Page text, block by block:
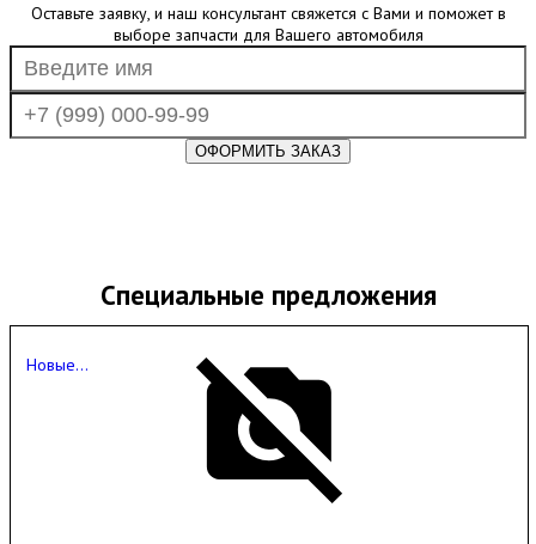
Оставьте заявку, и наш консультант свяжется с Вами и поможет в
выборе запчасти для Вашего автомобиля
Специальные предложения
Новые...